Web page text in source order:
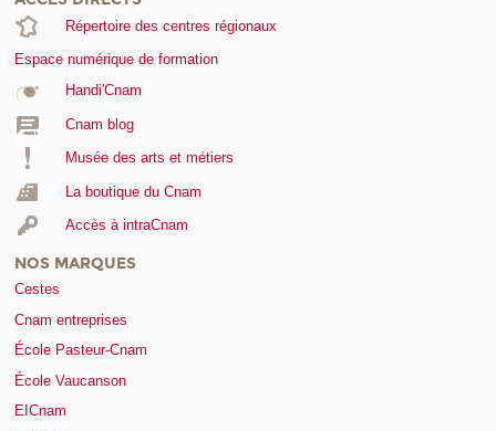
Répertoire des centres régionaux
Espace numérique de formation
Handi'Cnam
Cnam blog
Musée des arts et métiers
La boutique du Cnam
Accès à intraCnam
NOS MARQUES
Cestes
Cnam entreprises
École Pasteur-Cnam
École Vaucanson
EICnam